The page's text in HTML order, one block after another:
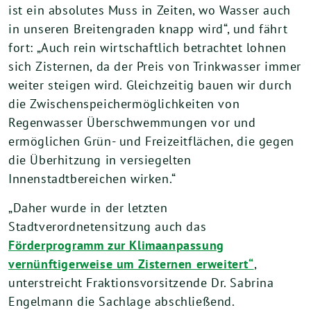
ist ein absolutes Muss in Zeiten, wo Wasser auch
in unseren Breitengraden knapp wird“, und fährt
fort: „Auch rein wirtschaftlich betrachtet lohnen
sich Zisternen, da der Preis von Trinkwasser immer
weiter steigen wird. Gleichzeitig bauen wir durch
die Zwischenspeichermöglichkeiten von
Regenwasser Überschwemmungen vor und
ermöglichen Grün- und Freizeitflächen, die gegen
die Überhitzung in versiegelten
Innenstadtbereichen wirken.“
„Daher wurde in der letzten
Stadtverordnetensitzung auch das
Förderprogramm zur Klimaanpassung
vernünftigerweise um Zisternen erweitert“,
unterstreicht Fraktionsvorsitzende Dr. Sabrina
Engelmann die Sachlage abschließend.